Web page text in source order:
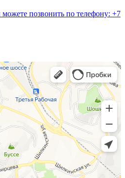
позвонить по телефону: +7